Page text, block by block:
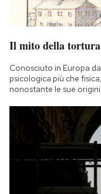
Il mito della tortura
Conosciuto in Europa
psicologica più che
nonostante le sue